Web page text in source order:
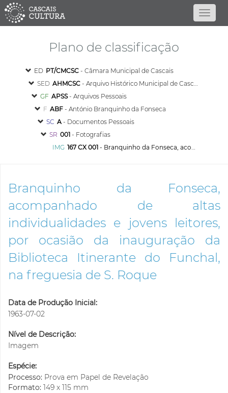
Plano de classificação
ED PT/CMCSC - Câmara Municipal de Cascais
SED AHMCSC - Arquivo Histórico Municipal de Cascais
GF APSS- Arquivos Pessoais
F ABF - António Branquinho da Fonseca
SC A - Documentos Pessoais
SR 001 - Fotografias
IMG 167 CX 001 - Branquinho da Fonseca, acompanhado de altas individualidades e jovens leitores, por ocasião da inauguração da Biblioteca Itinerante do Funchal, na freguesia de S. Roque
Branquinho da Fonseca,
acompanhado de altas
individualidades e jovens leitores,
por ocasião da inauguração da
Biblioteca Itinerante do Funchal,
na freguesia de S. Roque
Data de Produção Inicial:
1963-07-02
Nível de Descrição:
Imagem
Espécie:
Processo: Prova em Papel de Revelação
Formato: 149 x 115 mm